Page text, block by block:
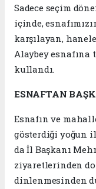
Sadece seçim
içinde,
karşılayan,
Alaybey esnafına
kullandı.
ESNAFTAN
Esnafın ve
gösterdiği yoğun
da İl Başkanı
ziyaretlerinden
dinlenmesinden